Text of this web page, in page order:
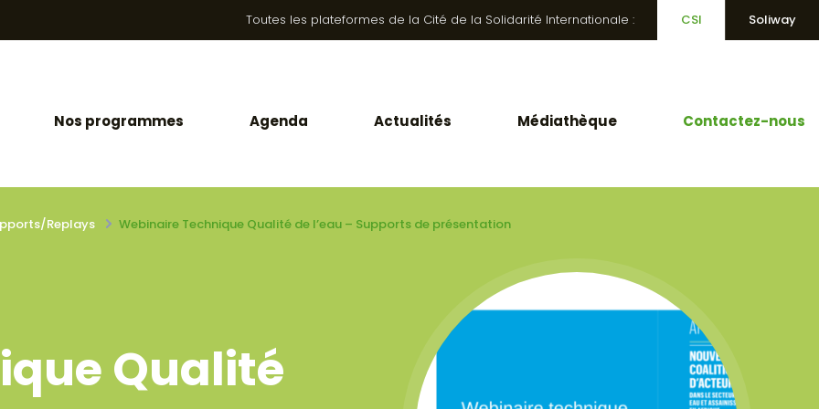
Toutes les plateformes de la Cité de la Solidarité Internationale : CSI Soliway
Nos programmes Agenda Actualités Médiathèque Contactez-nous
Replays Webinaire Technique Qualité de l’eau – Supports de présentation
Qualité